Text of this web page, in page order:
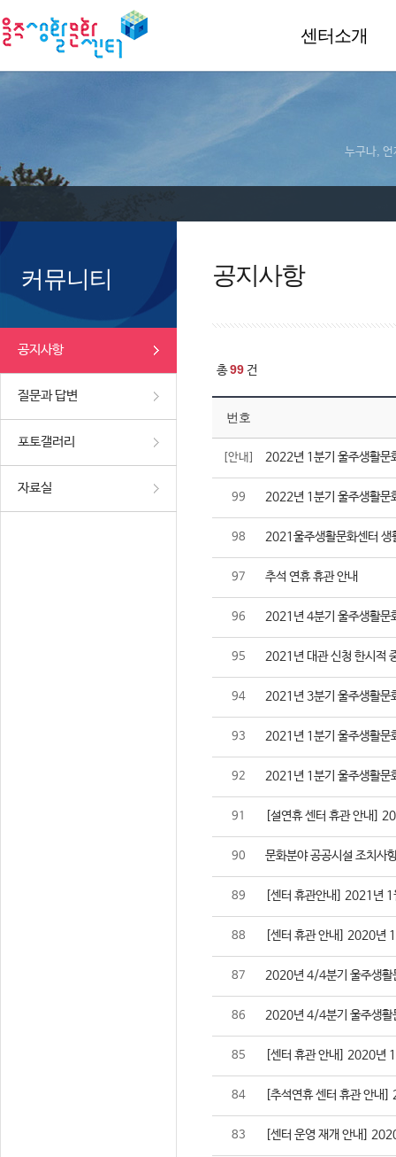
센터소개
누구나, 언
커뮤니티
공지사항
질문과 답변
포토갤러리
자료실
공지사항
총99 건
번호
[안내] 2022년 1분기 울주생활문
99 2022년 1분기 울주생활문
98 2021울주생활문화센터 생
97 추석 연휴 휴관 안내
96 2021년 4분기 울주생활문
95 2021년 대관 신청 한시적
94 2021년 3분기 울주생활문
93 2021년 1분기 울주생활문
92 2021년 1분기 울주생활문
91 [설연휴 센터 휴관 안내
90 문화분야 공공시설 조치사
89 [센터 휴관안내] 2021년 1
88 [센터 휴관 안내] 2020년
87 2020년 4/4분기 울주생활
86 2020년 4/4분기 울주생활
85 [센터 휴관 안내] 2020년
84 [추석연휴 센터 휴관 안
83 [센터 운영 재개 안내]